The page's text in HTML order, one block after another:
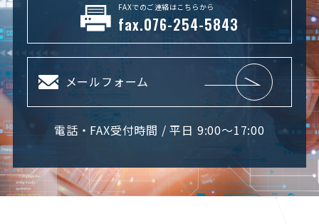
FAXでのご連絡はこちらから
fax.076-254-5843
メールフォーム
電話・FAX受付時間 / 平日 9:00～17:00